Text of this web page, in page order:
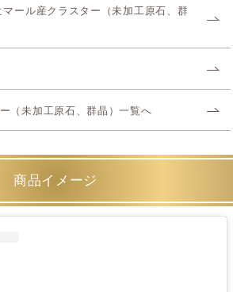
ール産クラスター（未加工原石、群
（未加工原石、群晶）一覧へ
商品イメージ